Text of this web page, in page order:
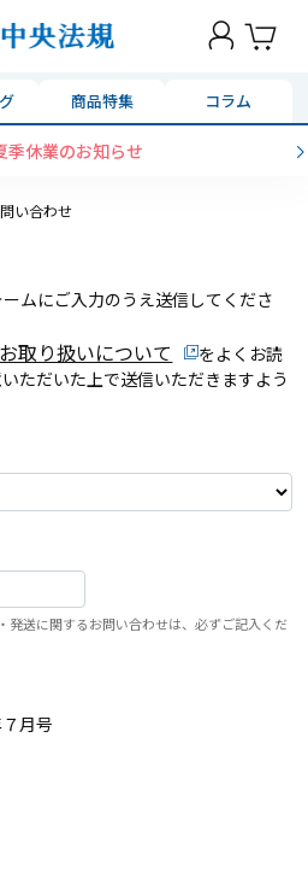
商品特集 コラム
季休業のお知らせ
い合わせ
ムにご入力のうえ送信してくださ
取り扱いについて
をよくお読
ただいた上で送信いただきますよう
発送に関するお問い合わせは、必ずご記入くだ
月号